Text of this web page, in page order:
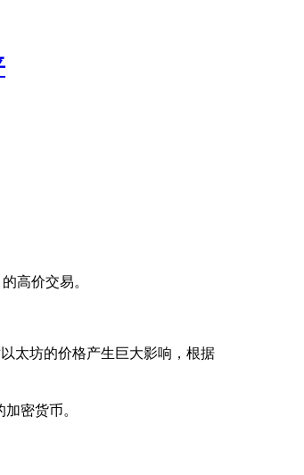
高价交易。
太坊的价格产生巨大影响，根据
密货币。